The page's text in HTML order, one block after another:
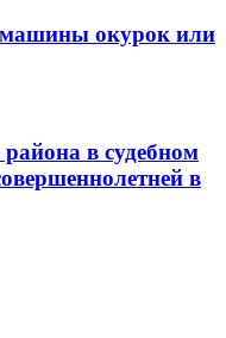
окурок или
в судебном
в